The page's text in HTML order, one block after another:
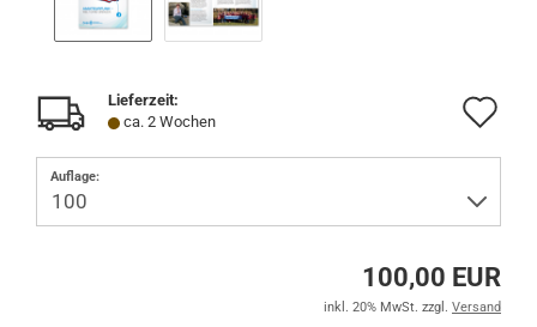
Lieferzeit:
ca. 2 Wochen
Auflage:
100,00 EUR
inkl. 20% MwSt. zzgl. Versand